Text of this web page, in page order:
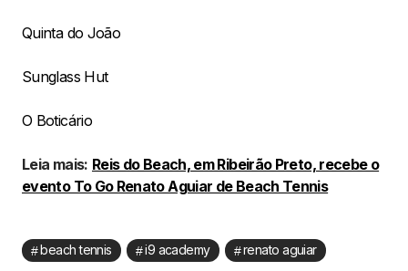
Quinta do João
Sunglass Hut
O Boticário
Leia mais: Reis do Beach, em Ribeirão Preto, recebe o
evento To Go Renato Aguiar de Beach Tennis
beach tennis i9 academy renato aguiar